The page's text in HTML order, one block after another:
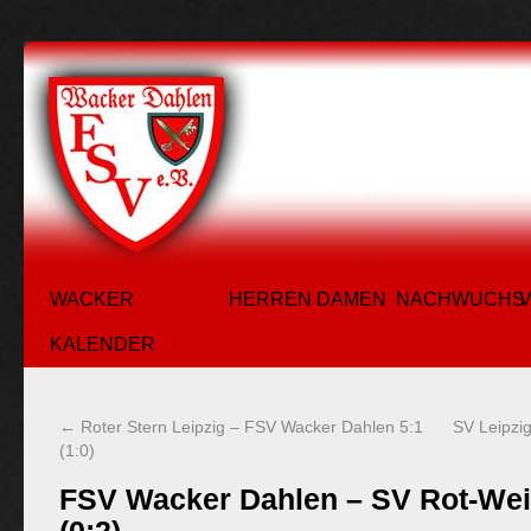
WACKER
KALENDER
HERREN DAMEN NACHWUCHS
← Roter Stern Leipzig – FSV Wacker Dahlen 5:1
(1:0)
SV
FSV Wacker Dahlen – SV Rot-